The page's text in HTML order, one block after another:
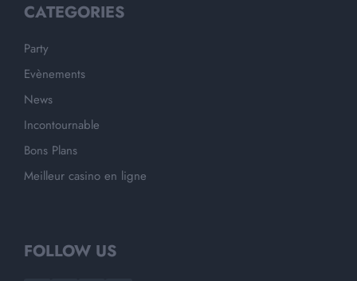
CATEGORIES
Party
Evènements
News
Incontournable
Bons Plans
Meilleur casino en ligne
FOLLOW US